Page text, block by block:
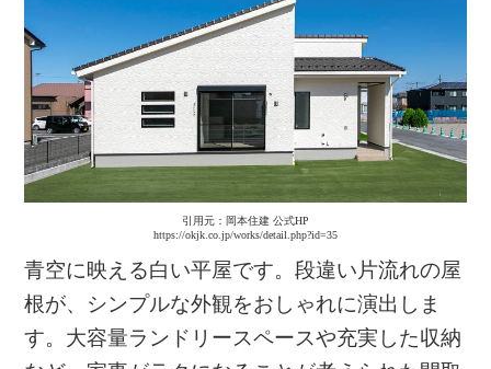
引用元：岡本住建 公式HP
https://okjk.co.jp/works/detail.php?id=35
青空に映える白い平屋です。段違い片流れの屋
根が、シンプルな外観をおしゃれに演出しま
す。大容量ランドリースペースや充実した収納